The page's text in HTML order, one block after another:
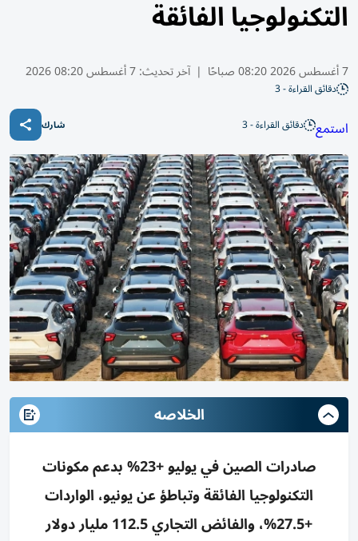
التكنولوجيا الفائقة
7 أغسطس 2026 08:20 صباحًا | آخر تحديث:7 أغسطس 08:20 2026
دقائق القراءة - 3
استمع دقائق القراءة - 3 شارك
الخلاصه
صادرات الصين في يوليو +23% بدعم مكونات
التكنولوجيا الفائقة وتباطؤ عن يونيو، الواردات
+27.5%، والفائض التجاري 112.5 مليار دولار